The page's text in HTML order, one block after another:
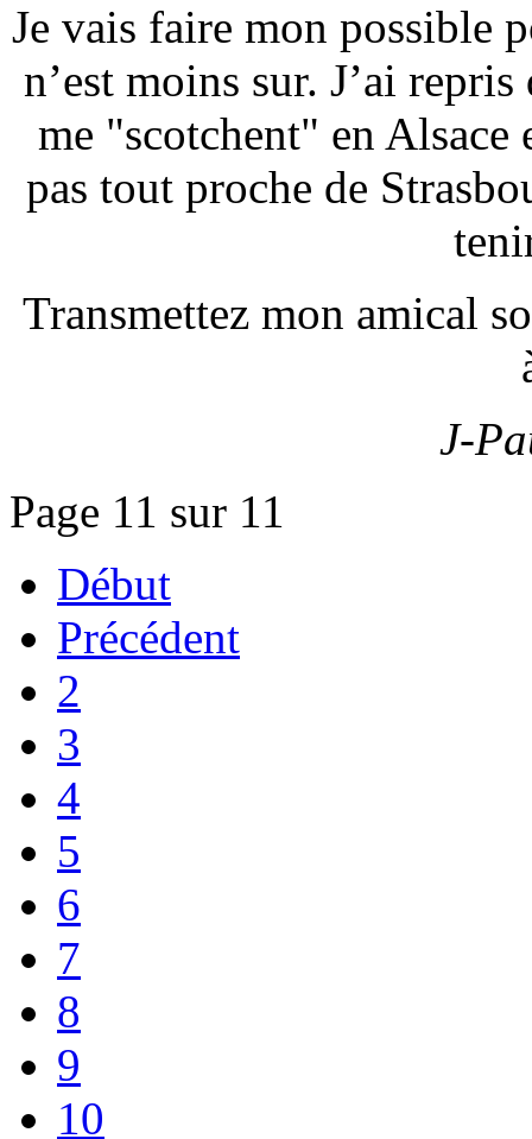
Je vais faire mon possible
n’est moins sur. J’ai
me "scotchent" en Alsace
pas tout proche de
Transmettez mon amical
J-
Page 11 sur 11
Début
Précédent
2
3
4
5
6
7
8
9
10